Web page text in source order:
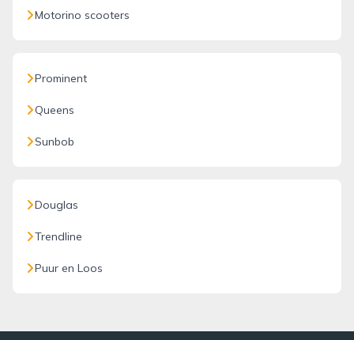
Motorino scooters
Prominent
Queens
Sunbob
Douglas
Trendline
Puur en Loos